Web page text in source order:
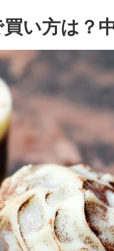
い方は？